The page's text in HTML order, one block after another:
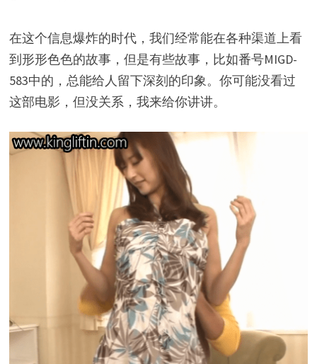
在这个信息爆炸的时代，我们经常能在各种渠道上看
到形形色色的故事，但是有些故事，比如番号MIGD-
583中的，总能给人留下深刻的印象。你可能没看过
这部电影，但没关系，我来给你讲讲。